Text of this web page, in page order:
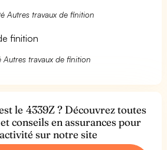
Autres travaux de finition
finition
Autres travaux de finition
le 4339Z ? Découvrez toutes
conseils en assurances pour
sur notre site